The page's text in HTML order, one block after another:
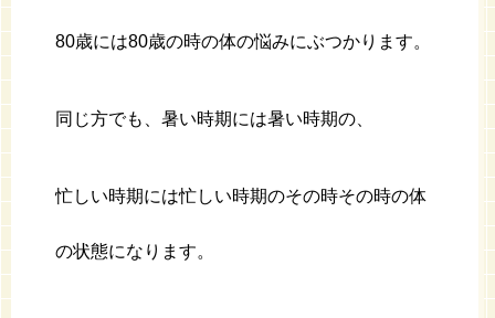
80歳には80歳の時の体の悩みにぶつかります。
同じ方でも、暑い時期には暑い時期の、
忙しい時期には忙しい時期のその時その時の体
の状態になります。